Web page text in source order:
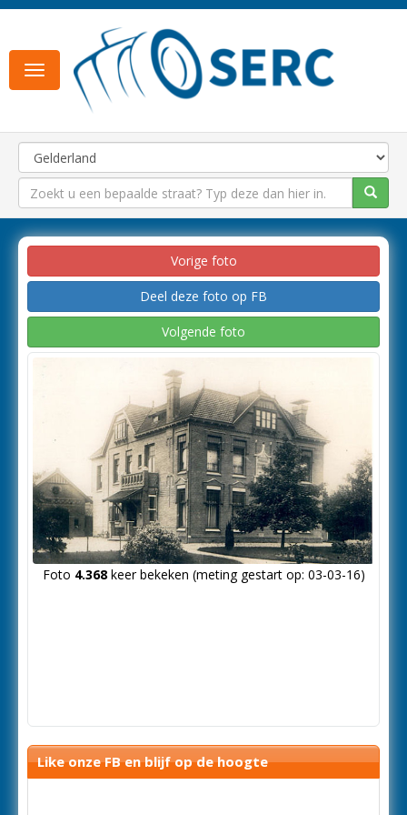
Toggle
navigation
Vorige foto
Deel deze foto op FB
Volgende foto
Foto 4.368keer bekeken (meting gestart op: 03-03-16)
Like onze FB en blijf op de hoogte